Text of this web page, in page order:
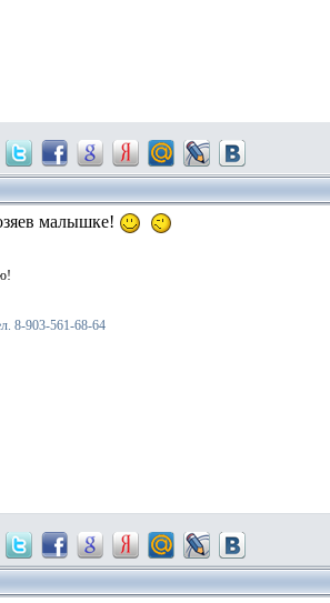
малышке!
8-903-561-68-64